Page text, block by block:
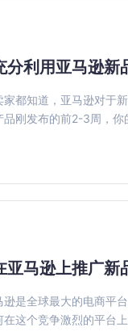
分利用亚马逊新
家都知道，亚马逊对于
品刚发布的前2-3周，
亚马逊上推广新
全球最大的电商平台
在这个竞争激烈的平台